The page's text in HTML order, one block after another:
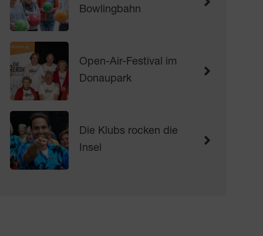
Bowlingbahn
Open-Air-Festival im
Donaupark
Die Klubs rocken die
Insel